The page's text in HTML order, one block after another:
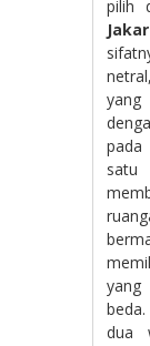
pilih
yang
dua